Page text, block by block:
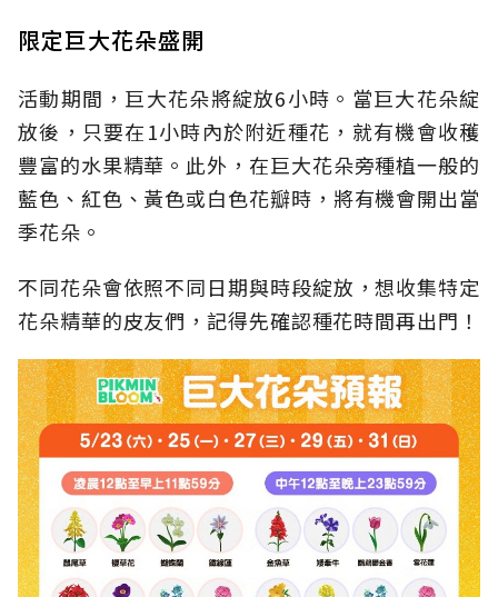
限定巨大花朵盛開
活動期間，巨大花朵將綻放6小時。當巨大花朵綻
放後，只要在1小時內於附近種花，就有機會收穫
豐富的水果精華。此外，在巨大花朵旁種植一般的
藍色、紅色、黃色或白色花瓣時，將有機會開出當
季花朵。
不同花朵會依照不同日期與時段綻放，想收集特定
花朵精華的皮友們，記得先確認種花時間再出門！